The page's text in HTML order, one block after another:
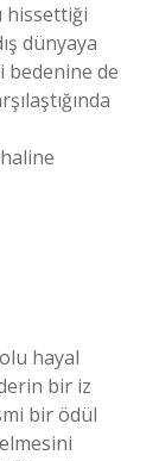
hissettiği
dünyaya
bedenine de
hayal
bir iz
bir ödül